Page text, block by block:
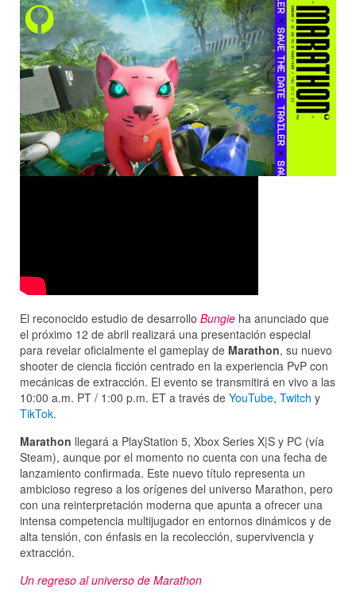
El reconocido estudio de desarrollo Bungie ha anunciado que
el próximo 12 de abril realizará una presentación especial
para revelar oficialmente el gameplay de Marathon, su nuevo
shooter de ciencia ficción centrado en la experiencia PvP con
mecánicas de extracción. El evento se transmitirá en vivo a las
10:00 a.m. PT / 1:00 p.m. ET a través de YouTube, Twitch y
TikTok.
Marathon llegará a PlayStation 5, Xbox Series X|S y PC (vía
Steam), aunque por el momento no cuenta con una fecha de
lanzamiento confirmada. Este nuevo título representa un
ambicioso regreso a los orígenes del universo Marathon, pero
con una reinterpretación moderna que apunta a ofrecer una
intensa competencia multijugador en entornos dinámicos y de
alta tensión, con énfasis en la recolección, supervivencia y
extracción.
Un regreso al universo de Marathon